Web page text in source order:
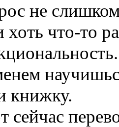
не
хоть что-то
книжку.
сейчас